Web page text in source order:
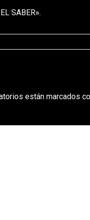
SABER».
están marcados